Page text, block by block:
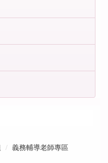
義務輔導老師專區